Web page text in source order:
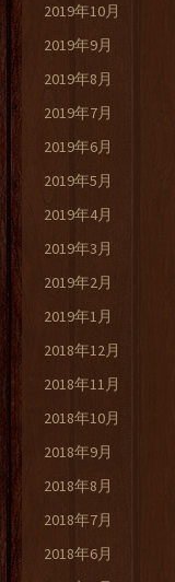
2019年10月
2019年9月
2019年8月
2019年7月
2019年6月
2019年5月
2019年4月
2019年3月
2019年2月
2019年1月
2018年12月
2018年11月
2018年10月
2018年9月
2018年8月
2018年7月
2018年6月